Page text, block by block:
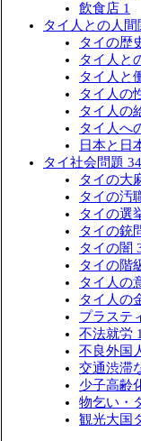
飲食店 1
タイ人との人間
タイの歴
タイ人と
タイ人と
タイ人の
タイ人の
タイ人へ
日本と日
タイ社会問題 34
タイの大
タイの汚
タイの選
タイの銃
タイの闇
タイの階
タイ人の
タイ人の
プラステ
不法就労 1
不良外国
交通渋滞
少子高齢
物乞い・
観光大国